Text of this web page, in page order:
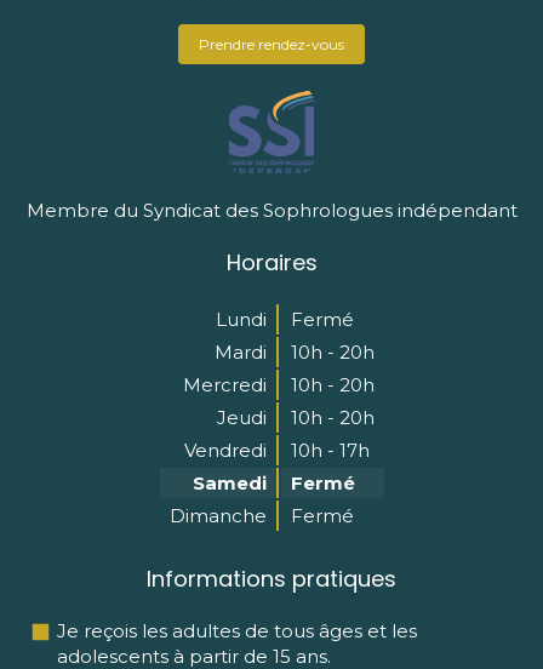
Prendre rendez-vous
Membre du Syndicat des Sophrologues indépendant
Horaires
Lundi
Fermé
Mardi
10h - 20h
Mercredi
10h - 20h
Jeudi
10h - 20h
Vendredi
10h - 17h
Samedi
Fermé
Dimanche
Fermé
Informations pratiques
Je reçois les adultes de tous âges et les
adolescents à partir de 15 ans.